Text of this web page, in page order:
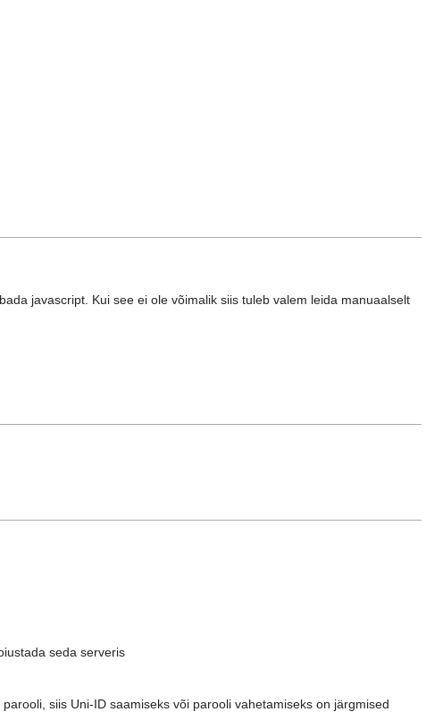
javascript. Kui see ei ole võimalik siis tuleb valem leida manuaalselt
seda serveris
siis Uni-ID saamiseks või parooli vahetamiseks on järgmised